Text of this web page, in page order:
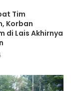
Tim
Korban
di Lais Akhirnya